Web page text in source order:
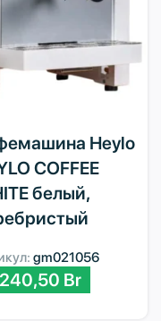
Heylo
COFFEE
белый,
gm021056
Br